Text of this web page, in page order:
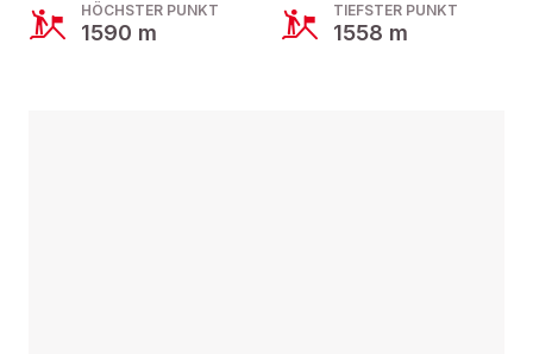
HÖCHSTER PUNKT
1590 m
TIEFSTER PUNKT
1558 m